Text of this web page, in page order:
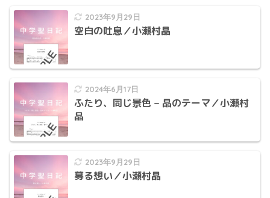
2023年9月29日
空白の吐息／小瀬村晶
2024年6月17日
ふたり、同じ景色 – 晶のテーマ／小瀬村
晶
2023年9月29日
募る想い／小瀬村晶